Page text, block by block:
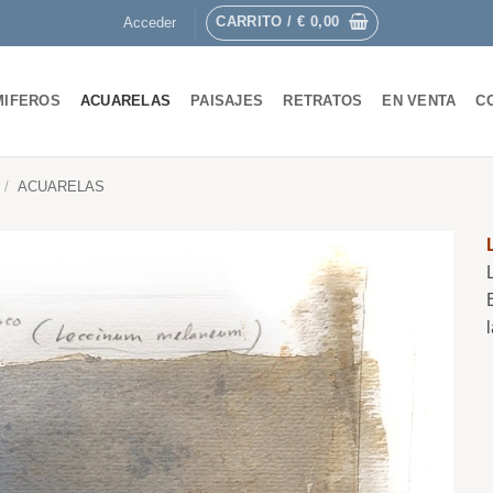
Acceder CARRITO / € 0,00
ACUARELAS PAISAJES RETRATOS EN VENTA
/ ACUARELAS